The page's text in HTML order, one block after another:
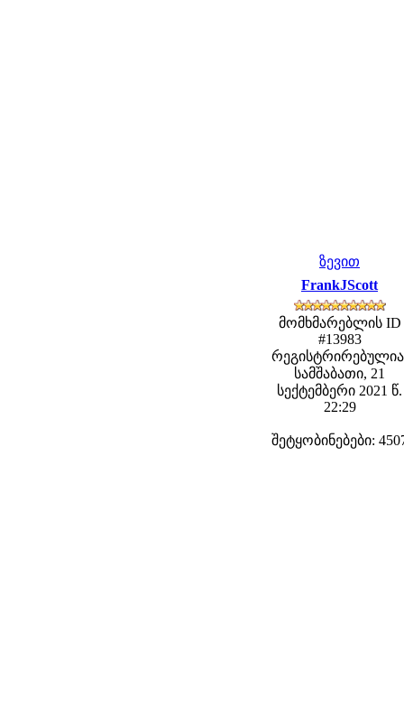
ზევით
FrankJScott
მომხმარებლის ID
#13983
სამშაბათი, 21
სექტემბერი 2021 წ.
22:29
შეტყობინებები: